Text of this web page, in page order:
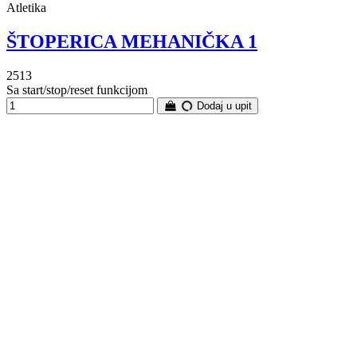
Atletika
ŠTOPERICA MEHANIČKA 1
2513
Sa start/stop/reset funkcijom
Dodaj u upit